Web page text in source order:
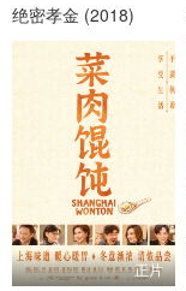
绝密孝金 (2018)
正片